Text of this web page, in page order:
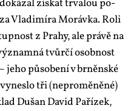
zís­kat tr­va­lou po­
Vla­di­mí­ra Mo­ráv­ka. Ro­li
z Pra­hy, ale prá­vě na
tvůr­čí osob­nost
je­ho pů­so­be­ní v br­něn­ské
tři (ne­pro­mě­ně­né)
Dušan Da­vid Pa­ří­zek,